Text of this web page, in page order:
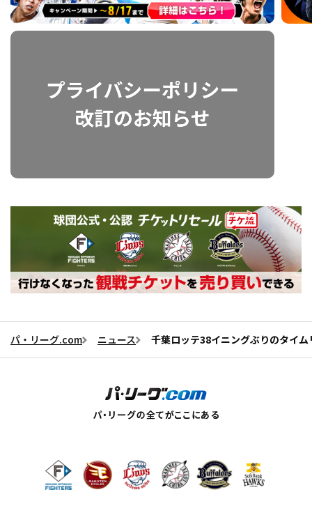
パ・リーグ.com ニュース 千葉ロッテ38イニングぶりのタイ